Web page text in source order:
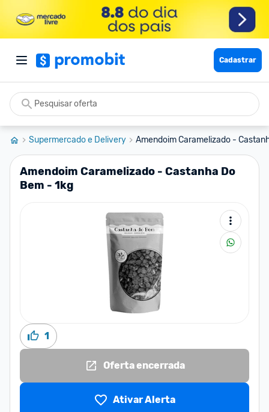
Cadastrar
Supermercado e Delivery Amendoim Caramelizado -
Amendoim Caramelizado - Castanha Do
Bem - 1kg
1
Oferta encerrada
Ativar Alerta